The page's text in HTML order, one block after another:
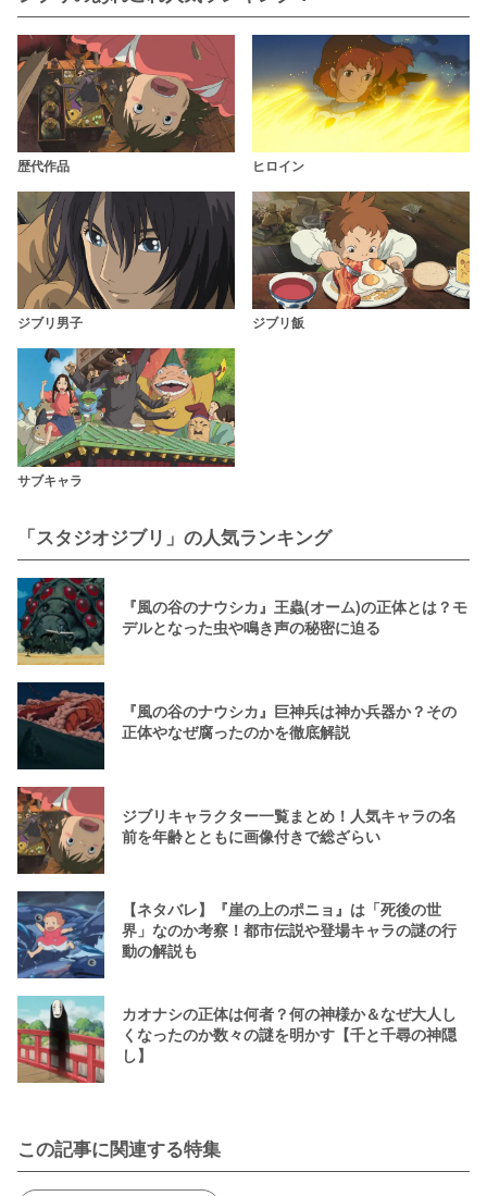
歴代作品 ヒロイン
ジブリ男子 ジブリ飯
サブキャラ
「スタジオジブリ」の人気ランキング
『風の谷のナウシカ』王蟲(オーム)の正体とは？モ
デルとなった虫や鳴き声の秘密に迫る
『風の谷のナウシカ』巨神兵は神か兵器か？その
正体やなぜ腐ったのかを徹底解説
ジブリキャラクター一覧まとめ！人気キャラの名
前を年齢とともに画像付きで総ざらい
【ネタバレ】『崖の上のポニョ』は「死後の世
界」なのか考察！都市伝説や登場キャラの謎の行
動の解説も
カオナシの正体は何者？何の神様か＆なぜ大人し
くなったのか数々の謎を明かす【千と千尋の神隠
し】
この記事に関連する特集